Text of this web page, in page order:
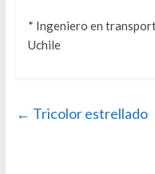
* Ingeniero en
Uchile
← Tricolor estrellado